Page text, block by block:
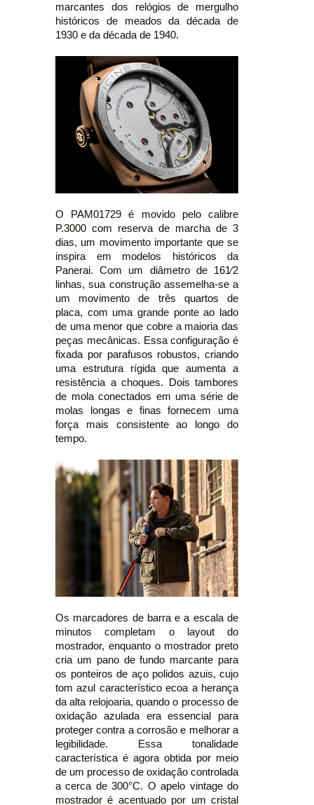
marcantes dos relógios de mergulho
históricos de meados da década de
1930 e da década de 1940.
O PAM01729 é movido pelo calibre
P.3000 com reserva de marcha de 3
dias, um movimento importante que se
inspira em modelos históricos da
Panerai. Com um diâmetro de 161⁄2
linhas, sua construção assemelha-se a
um movimento de três quartos de
placa, com uma grande ponte ao lado
de uma menor que cobre a maioria das
peças mecânicas. Essa configuração é
fixada por parafusos robustos, criando
uma estrutura rígida que aumenta a
resistência a choques. Dois tambores
de mola conectados em uma série de
molas longas e finas fornecem uma
força mais consistente ao longo do
tempo.
Os marcadores de barra e a escala de
minutos completam o layout do
mostrador, enquanto o mostrador preto
cria um pano de fundo marcante para
os ponteiros de aço polidos azuis, cujo
tom azul característico ecoa a herança
da alta relojoaria, quando o processo de
oxidação azulada era essencial para
proteger contra a corrosão e melhorar a
legibilidade. Essa tonalidade
característica é agora obtida por meio
de um processo de oxidação controlada
a cerca de 300°C. O apelo vintage do
mostrador é acentuado por um cristal